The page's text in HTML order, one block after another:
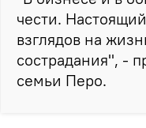
чести.
взглядов на
сострадания", -
семьи Перо.